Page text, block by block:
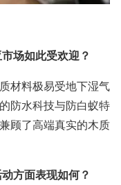
场如此受欢迎？
材料极易受地下湿气
防水科技与防白蚁特
顾了高端真实的木质
方面表现如何？